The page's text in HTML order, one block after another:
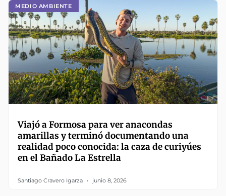
MEDIO AMBIENTE
Viajó a Formosa para ver anacondas
amarillas y terminó documentando una
realidad poco conocida: la caza de curiyúes
en el Bañado La Estrella
Santiago Cravero Igarza junio 8, 2026